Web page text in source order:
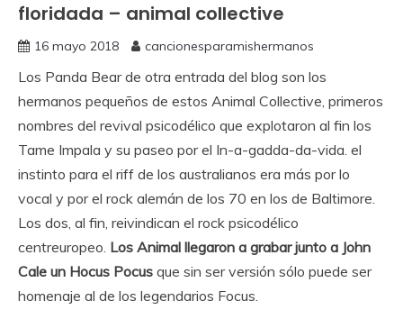
floridada – animal collective
16 mayo 2018 cancionesparamishermanos
Los Panda Bear de otra entrada del blog son los
hermanos pequeños de estos Animal Collective, primeros
nombres del revival psicodélico que explotaron al fin los
Tame Impala y su paseo por el In-a-gadda-da-vida. el
instinto para el riff de los australianos era más por lo
vocal y por el rock alemán de los 70 en los de Baltimore.
Los dos, al fin, reivindican el rock psicodélico
centreuropeo. Los Animal llegaron a grabar junto a John
Cale un Hocus Pocus que sin ser versión sólo puede ser
homenaje al de los legendarios Focus.